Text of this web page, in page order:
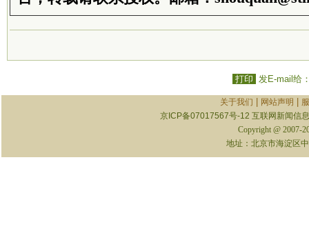
打印 发E-mail给
关于我们 网站声明
京ICP备07017567号-12 互联网新闻信
Copyright @ 2007-
地址：北京市海淀区